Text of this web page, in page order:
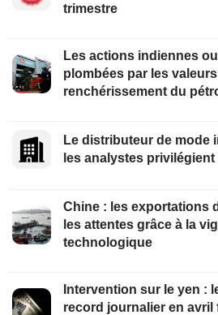
trimestre
Les actions indiennes
plombées par les
renchérissement du
Le distributeur de mode
les analystes
Chine : les exportations
les attentes grâce à la
technologique
Intervention sur le yen :
record journalier en avril